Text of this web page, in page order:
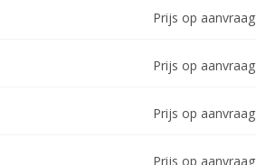
Prijs op aanvraag
Prijs op aanvraag
Prijs op aanvraag
Prijs op aanvraag